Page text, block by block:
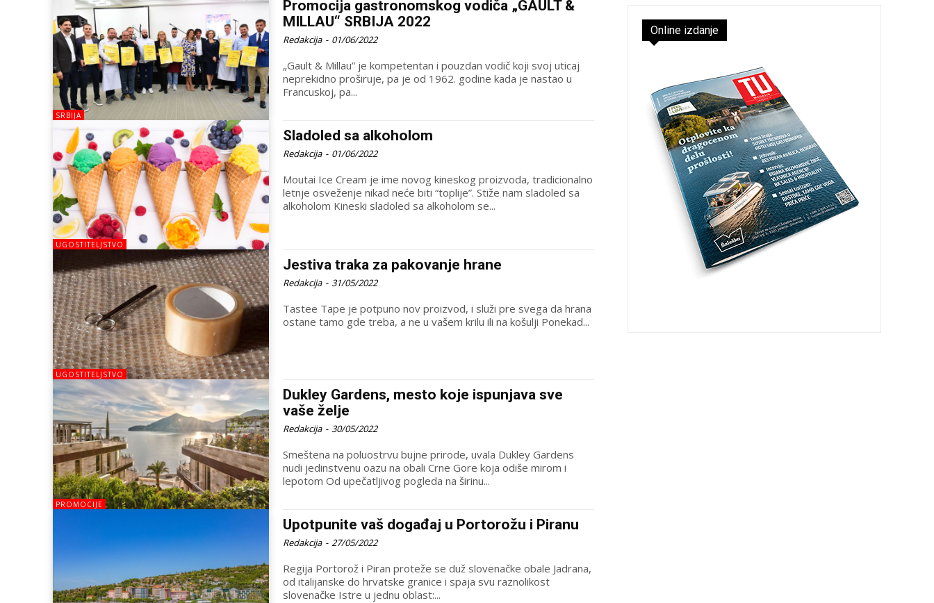
SRBIJA
Promocija gastronomskog vodiča „GAULT &
MILLAU“ SRBIJA 2022
Redakcija - 01/06/2022
„Gault & Millau” je kompetentan i pouzdan vodič koji svoj uticaj
neprekidno proširuje, pa je od 1962. godine kada je nastao u
Francuskoj, pa...
UGOSTITELJSTVO
Sladoled sa alkoholom
Redakcija - 01/06/2022
Moutai Ice Cream je ime novog kineskog proizvoda, tradicionalno
letnje osveženje nikad neće biti “toplije”. Stiže nam sladoled sa
alkoholom Kineski sladoled sa alkoholom se...
UGOSTITELJSTVO
Jestiva traka za pakovanje hrane
Redakcija - 31/05/2022
Tastee Tape je potpuno nov proizvod, i služi pre svega da hrana
ostane tamo gde treba, a ne u vašem krilu ili na košulji Ponekad...
PROMOCIJE
Dukley Gardens, mesto koje ispunjava sve
vaše želje
Redakcija - 30/05/2022
Smeštena na poluostrvu bujne prirode, uvala Dukley Gardens
nudi jedinstvenu oazu na obali Crne Gore koja odiše mirom i
lepotom Od upečatljivog pogleda na širinu...
Upotpunite vaš događaj u Portorožu i Piranu
Redakcija - 27/05/2022
Regija Portorož i Piran proteže se duž slovenačke obale Jadrana,
od italijanske do hrvatske granice i spaja svu raznolikost
slovenačke Istre u jednu oblast:...
Online izdanje